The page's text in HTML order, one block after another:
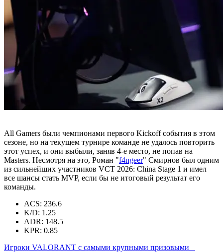
All Gamers были чемпионами первого Kickoff события в этом
сезоне, но на текущем турнире команде не удалось повторить
этот успех, и они выбыли, заняв 4-е место, не попав на
Masters. Несмотря на это, Роман "f4ngeer" Смирнов был одним
из сильнейших участников VCT 2026: China Stage 1 и имел
все шансы стать MVP, если бы не итоговый результат его
команды.
ACS: 236.6
K/D: 1.25
ADR: 148.5
KPR: 0.85
Игроки VALORANT с самыми крупными призовыми